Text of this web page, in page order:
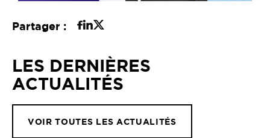
Partager :
LES DERNIÈRES
ACTUALITÉS
VOIR TOUTES LES ACTUALITÉS